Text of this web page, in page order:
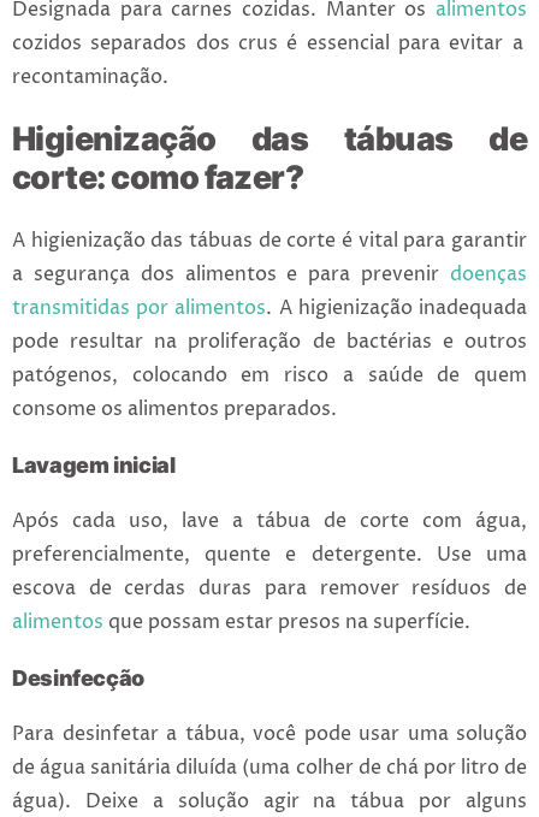
Designada para carnes cozidas. Manter os alimentos
cozidos separados dos crus é essencial para evitar a
recontaminação.
Higienização das tábuas de
corte: como fazer?
A higienização das tábuas de corte é vital para garantir
a segurança dos alimentos e para prevenir doenças
transmitidas por alimentos. A higienização inadequada
pode resultar na proliferação de bactérias e outros
patógenos, colocando em risco a saúde de quem
consome os alimentos preparados.
Lavagem inicial
Após cada uso, lave a tábua de corte com água,
preferencialmente, quente e detergente. Use uma
escova de cerdas duras para remover resíduos de
alimentos que possam estar presos na superfície.
Desinfecção
Para desinfetar a tábua, você pode usar uma solução
de água sanitária diluída (uma colher de chá por litro de
água). Deixe a solução agir na tábua por alguns